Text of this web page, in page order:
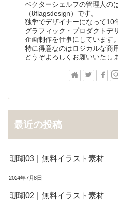
ベクターシェルフの管理人の
（8flagsdesign）です。
独学でデザイナーになって10
グラフィック・プロダクトデ
企画制作を仕事にしています。
特に得意なのはロジカルな商
どうぞよろしくお願いいたし
最近の投稿
珊瑚03｜無料イラスト素材
2024年7月8日
珊瑚02｜無料イラスト素材